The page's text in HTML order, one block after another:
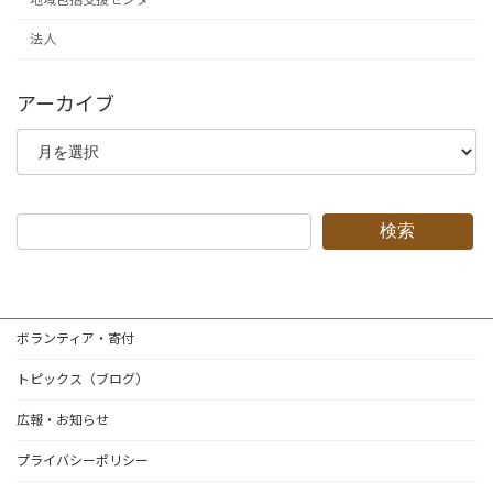
法人
アーカイブ
ア
カ
ブ
検索
ボランティア・寄付
トピックス（ブログ）
広報・お知らせ
プライバシーポリシー